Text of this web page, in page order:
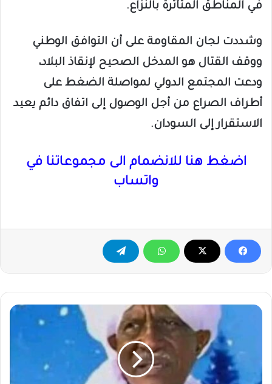
في المناطق المتأثرة بالنزاع.
وشددت لجان المقاومة على أن التوافق الوطني
ووقف القتال هو المدخل الصحيح لإنقاذ البلاد،
ودعت المجتمع الدولي لمواصلة الضغط على
أطراف الصراع من أجل الوصول إلى اتفاق دائم يعيد
الاستقرار إلى السودان.
اضغط هنا للانضمام الى مجموعاتنا في
واتساب
عاجل